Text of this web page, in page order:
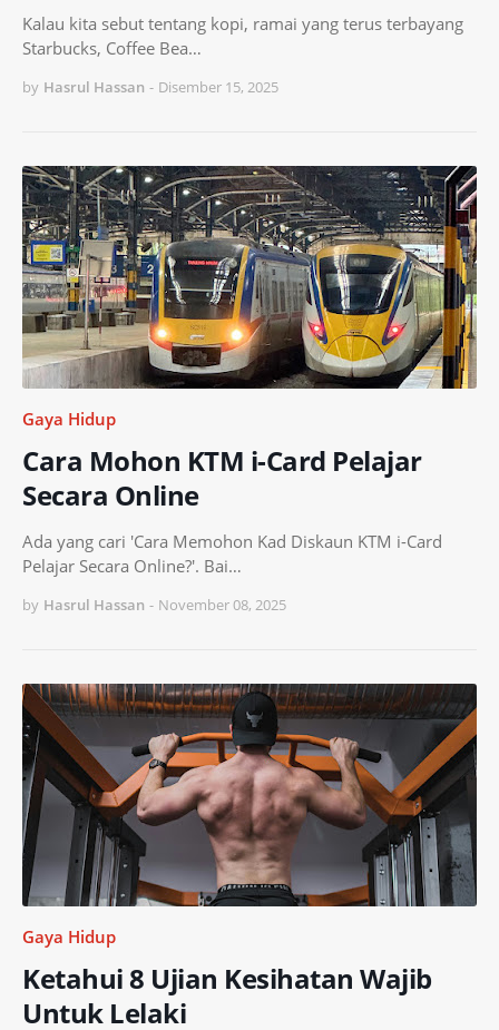
Kalau kita sebut tentang kopi, ramai yang terus terbayang
Starbucks, Coffee Bea…
by Hasrul Hassan - Disember 15, 2025
Gaya Hidup
Cara Mohon KTM i-Card Pelajar
Secara Online
Ada yang cari 'Cara Memohon Kad Diskaun KTM i-Card
Pelajar Secara Online?'. Bai…
by Hasrul Hassan - November 08, 2025
Gaya Hidup
Ketahui 8 Ujian Kesihatan Wajib
Untuk Lelaki